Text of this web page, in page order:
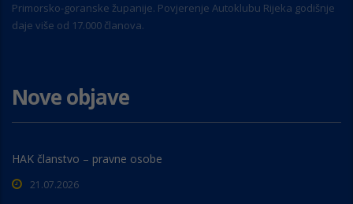
Primorsko-goranske županije. Povjerenje Autoklubu Rijeka godišnje
daje više od 17.000 članova.
Nove objave
HAK članstvo – pravne osobe
21.07.2026